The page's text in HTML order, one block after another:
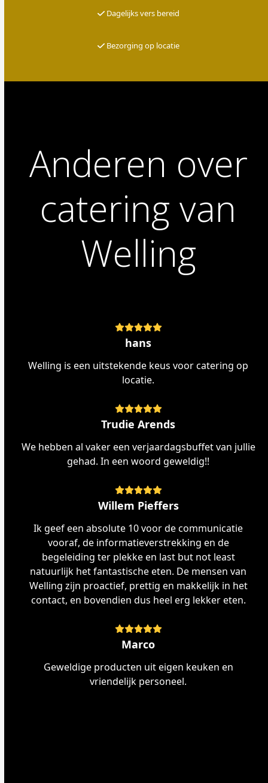
Dagelijks vers bereid
Bezorging op locatie
Anderen over
catering van
Welling
Rating:
hans
Welling is een uitstekende keus voor catering op
locatie.
Rating:
5
Trudie Arends
We hebben al vaker een verjaardagsbuffet van jullie
gehad. In een woord geweldig!!
Rating:
5
Willem Pieffers
Ik geef een absolute 10 voor de communicatie
vooraf, de informatieverstrekking en de
begeleiding ter plekke en last but not least
natuurlijk het fantastische eten. De mensen van
Welling zijn proactief, prettig en makkelijk in het
contact, en bovendien dus heel erg lekker eten.
Rating:
Marco
Geweldige producten uit eigen keuken en
vriendelijk personeel.